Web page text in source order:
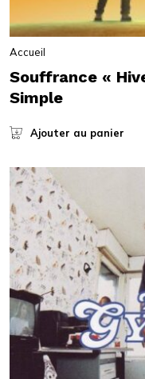
Accueil
Souffrance «
Simple
Ajouter au panier